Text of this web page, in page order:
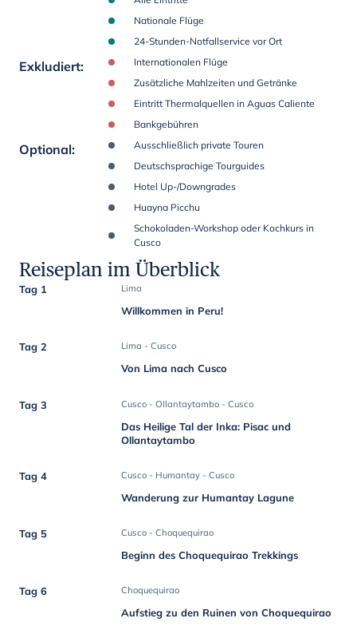
Nationale Flüge
24-Stunden-Notfallservice vor Ort
Exkludiert:
Internationalen Flüge
Zusätzliche Mahlzeiten und Getränke
Eintritt Thermalquellen in Aguas Caliente
Bankgebühren
Optional:
Ausschließlich private Touren
Deutschsprachige Tourguides
Hotel Up-/Downgrades
Huayna Picchu
Schokoladen-Workshop oder Kochkurs in
Cusco
Reiseplan im Überblick
Tag 1 Lima
Willkommen in Peru!
Tag 2 Lima - Cusco
Von Lima nach Cusco
Tag 3 Cusco - Ollantaytambo - Cusco
Das Heilige Tal der Inka: Pisac und
Ollantaytambo
Tag 4 Cusco - Humantay - Cusco
Wanderung zur Humantay Lagune
Tag 5 Cusco - Choquequirao
Beginn des Choquequirao Trekkings
Tag 6 Choquequirao
Aufstieg zu den Ruinen von Choquequirao